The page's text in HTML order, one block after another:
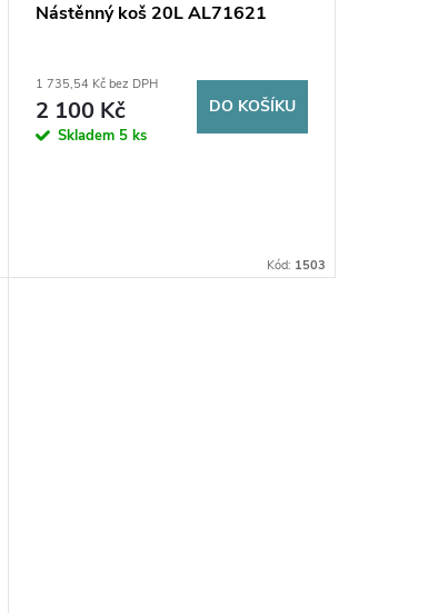
Nástěnný koš 20L AL71621
1 735,54 Kč bez DPH
2 100 Kč
Skladem 5 ks
DO KOŠÍKU
Kód: 1503